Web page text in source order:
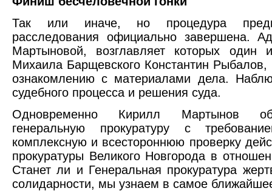
Так или иначе, но процедура
расследования официально завершена.
Мартыновой, возглавляет которых один
Михаила Барщевского Константин Рыбалов,
ознакомлению с материалами дела.
судебного процесса и решения суда.
Одновременно Кирилл Мартынов
генеральную прокуратуру с
комплексную и всестороннюю проверку
прокуратуры Великого Новгорода в
Станет ли и Генеральная прокуратура
солидарности, мы узнаем в самое